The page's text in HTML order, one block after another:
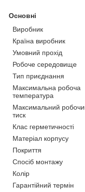
Основні
Виробник
Країна виробник
Умовний прохід
Робоче середовище
Тип приєднання
Максимальна робоча
температура
Максимальний
тиск
Клас герметичності
Матеріал корпусу
Покриття
Спосіб монтажу
Колір
Гарантійний термін